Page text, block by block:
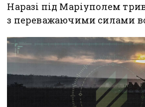
Наразі під Маріуполем
з переважаючими силами